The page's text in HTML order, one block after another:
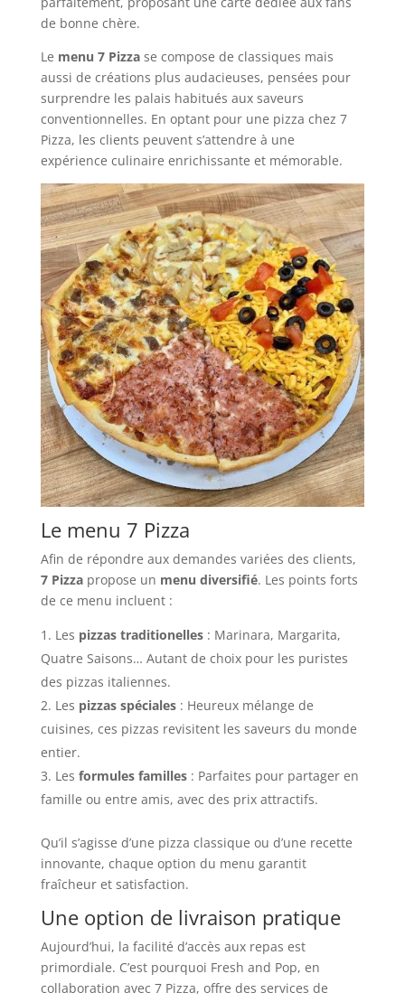
de bonne chère.
Le menu 7 Pizzase compose de classiques mais
aussi de créations plus audacieuses, pensées pour
surprendre les palais habitués aux saveurs
conventionnelles. En optant pour une pizza chez 7
Pizza, les clients peuvent s’attendre à une
expérience culinaire enrichissante et mémorable.
Le menu 7 Pizza
Afin de répondre aux demandes variées des clients,
7 Pizzapropose un menu diversifié. Les points forts
de ce menu incluent :
Les pizzas traditionelles: Marinara, Margarita,
Quatre Saisons… Autant de choix pour les puristes
des pizzas italiennes.
Les pizzas spéciales: Heureux mélange de
cuisines, ces pizzas revisitent les saveurs du monde
entier.
Les formules familles: Parfaites pour partager en
famille ou entre amis, avec des prix attractifs.
Qu’il s’agisse d’une pizza classique ou d’une recette
innovante, chaque option du menu garantit
fraîcheur et satisfaction.
Une option de livraison pratique
Aujourd’hui, la facilité d’accès aux repas est
primordiale. C’est pourquoi Fresh and Pop, en
collaboration avec 7 Pizza, offre des services de